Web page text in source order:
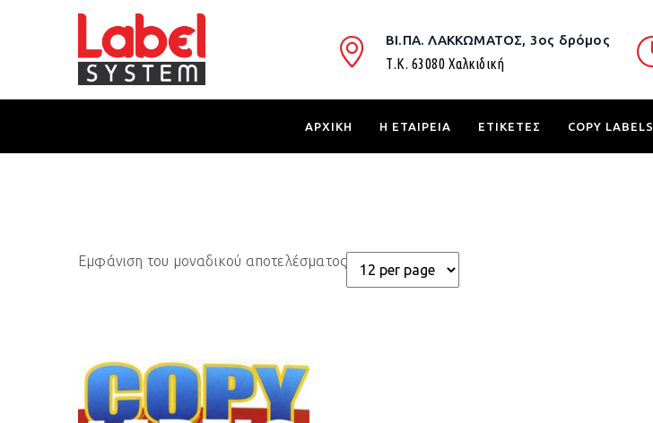
ΒΙ.ΠΑ. ΛΑΚΚΩΜΑΤΟΣ, 3ος δρόμος
Τ.Κ. 63080 Χαλκιδική
ΑΡΧΙΚΗ Η ΕΤΑΙΡΕΙΑ ΕΤΙΚΕΤΕΣ COPY LABELS
Εμφάνιση του μοναδικού αποτελέσματος